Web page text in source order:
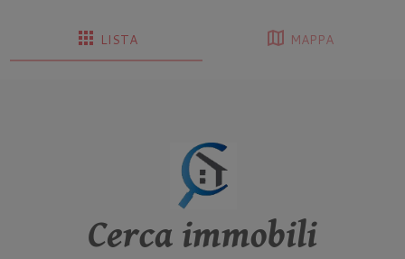
apps LISTA map MAPPA
Cerca immobili